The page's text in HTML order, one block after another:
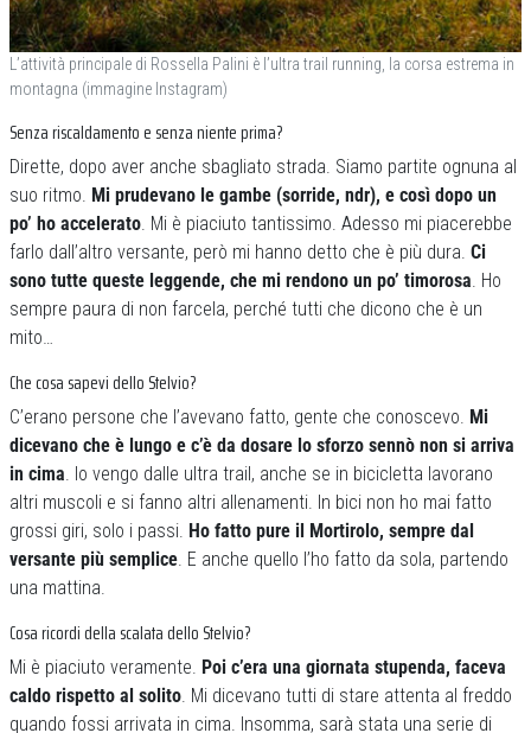
L’attività principale di Rossella Palini è l’ultra trail running, la corsa estrema in
montagna (immagine Instagram)
Senza riscaldamento e senza niente prima?
Dirette, dopo aver anche sbagliato strada. Siamo partite ognuna al
suo ritmo. Mi prudevano le gambe (sorride, ndr), e così dopo un
po’ ho accelerato. Mi è piaciuto tantissimo. Adesso mi piacerebbe
farlo dall’altro versante, però mi hanno detto che è più dura. Ci
sono tutte queste leggende, che mi rendono un po’ timorosa. Ho
sempre paura di non farcela, perché tutti che dicono che è un
mito…
Che cosa sapevi dello Stelvio?
C’erano persone che l’avevano fatto, gente che conoscevo. Mi
dicevano che è lungo e c’è da dosare lo sforzo sennò non si arriva
in cima. Io vengo dalle ultra trail, anche se in bicicletta lavorano
altri muscoli e si fanno altri allenamenti. In bici non ho mai fatto
grossi giri, solo i passi. Ho fatto pure il Mortirolo, sempre dal
versante più semplice. E anche quello l’ho fatto da sola, partendo
una mattina.
Cosa ricordi della scalata dello Stelvio?
Mi è piaciuto veramente. Poi c’era una giornata stupenda, faceva
caldo rispetto al solito. Mi dicevano tutti di stare attenta al freddo
quando fossi arrivata in cima. Insomma, sarà stata una serie di